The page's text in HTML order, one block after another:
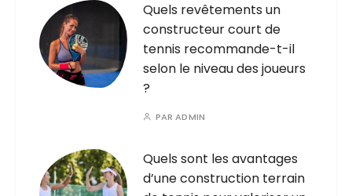
Quels revêtements un
constructeur court de
tennis recommande-t-il
selon le niveau des joueurs
?
PARADMIN
Quels sont les avantages
d’une construction terrain